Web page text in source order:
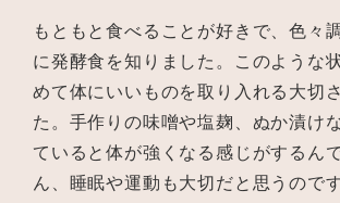
もともと食べることが好きで、色々
に発酵食を知りました。このような
めて体にいいものを取り入れる大切
た。手作りの味噌や塩麹、ぬか漬け
ていると体が強くなる感じがするん
ん、睡眠や運動も大切だと思うので